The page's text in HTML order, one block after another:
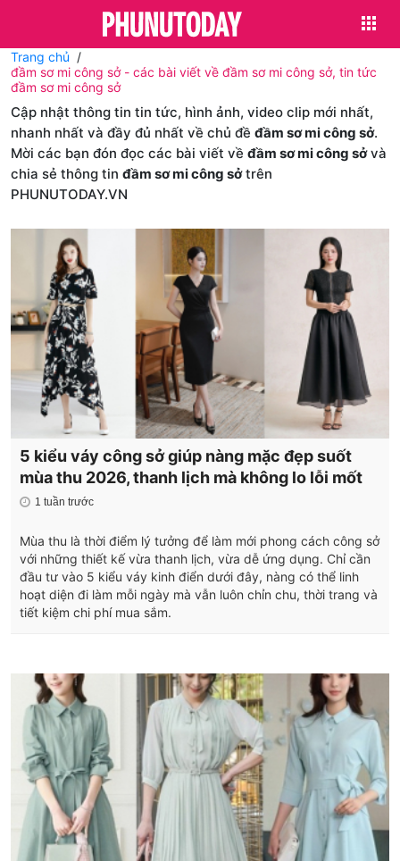
Trang chủ
đầm sơ mi công sở - các bài viết về đầm sơ mi công sở, tin tức
đầm sơ mi công sở
Cập nhật thông tin tin tức, hình ảnh, video clip mới nhất,
nhanh nhất và đầy đủ nhất về chủ đề đầm sơ mi công sở.
Mời các bạn đón đọc các bài viết về đầm sơ mi công sởvà
chia sẻ thông tin đầm sơ mi công sởtrên
PHUNUTODAY.VN
5 kiểu váy công sở giúp nàng mặc đẹp suốt
mùa thu 2026, thanh lịch mà không lo lỗi mốt
1 tuần trước
Mùa thu là thời điểm lý tưởng để làm mới phong cách công sở
với những thiết kế vừa thanh lịch, vừa dễ ứng dụng. Chỉ cần
đầu tư vào 5 kiểu váy kinh điển dưới đây, nàng có thể linh
hoạt diện đi làm mỗi ngày mà vẫn luôn chỉn chu, thời trang và
tiết kiệm chi phí mua sắm.